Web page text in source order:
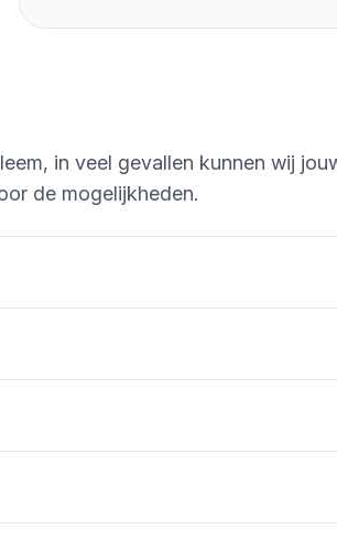
in veel gevallen kunnen wij
de mogelijkheden.